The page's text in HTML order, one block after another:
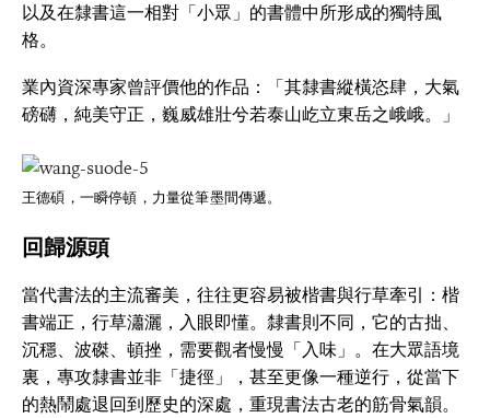
以及在隸書這一相對「小眾」的書體中所形成的獨特風
格。
業內資深專家曾評價他的作品：「其隸書縱橫恣肆，大氣
磅礴，純美守正，巍威雄壯兮若泰山屹立東岳之峨峨。」
王德碩，一瞬停頓，力量從筆墨間傳遞。
回歸源頭
當代書法的主流審美，往往更容易被楷書與行草牽引：楷
書端正，行草瀟灑，入眼即懂。隸書則不同，它的古拙、
沉穩、波磔、頓挫，需要觀者慢慢「入味」。在大眾語境
裏，專攻隸書並非「捷徑」，甚至更像一種逆行，從當下
的熱鬧處退回到歷史的深處，重現書法古老的筋骨氣韻。